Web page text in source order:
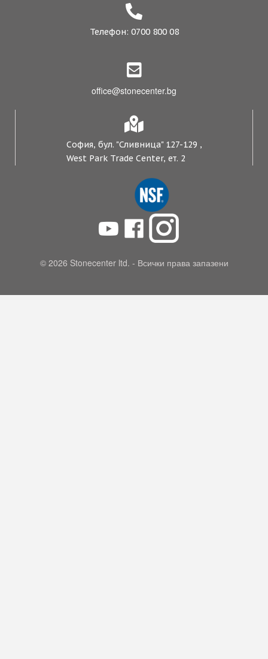
Телефон: 0700 800 08
office@stonecenter.bg
София, бул. "Сливница" 127-129 ,
West Park Trade Center, ет. 2
© 2026 Stonecenter ltd. - Всички права запазени